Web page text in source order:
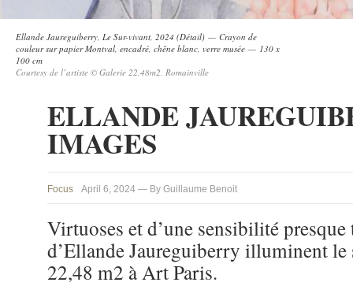
Ellande Jaureguiberry, Le Sur-vivant, 2024 (Détail) — Crayon de
couleur sur papier Montval, encadré, chêne blanc, verre musée — 130 x
100 cm
Courtesy de l’artiste © Galerie 22,48m2, Romainville
ELLANDE
IMAGES
Focus April 6, 2024 — By Guillaume Benoit
Virtuoses et d’une sensibilité
d’Ellande Jaureguiberry illuminent le
22,48 m2 à Art Paris.